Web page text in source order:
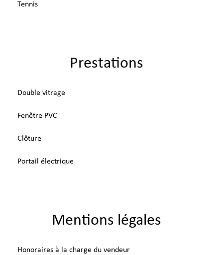
Tennis
Prestations
Double vitrage
Fenêtre PVC
Clôture
Portail électrique
Mentions légales
Honoraires à la charge du vendeur